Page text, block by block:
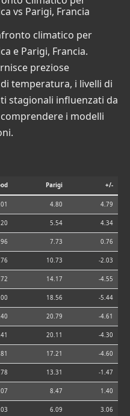
vs Parigi, Francia
climatico per
e Parigi, Francia.
preziose
temperatura, i livelli di
stagionali influenzati da
i modelli
Parigi +/-
4.80 4.79
5.54 4.34
7.73 0.76
10.73 -2.03
14.17 -4.55
18.56 -5.44
20.79 -4.61
20.11 -4.30
17.21 -4.60
13.31 -1.47
8.47 1.40
6.09 3.06